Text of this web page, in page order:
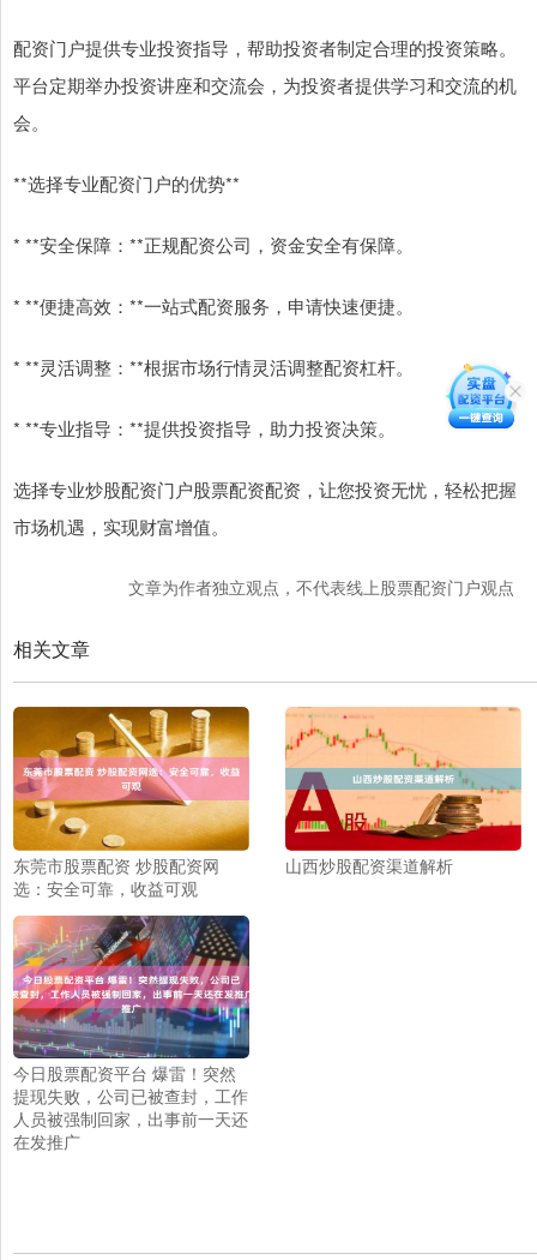
配资门户提供专业投资指导，帮助投资者制定合理的投资策略。
平台定期举办投资讲座和交流会，为投资者提供学习和交流的机
会。
**选择专业配资门户的优势**
* **安全保障：**正规配资公司，资金安全有保障。
* **便捷高效：**一站式配资服务，申请快速便捷。
* **灵活调整：**根据市场行情灵活调整配资杠杆。
* **专业指导：**提供投资指导，助力投资决策。
选择专业炒股配资门户股票配资配资，让您投资无忧，轻松把握
市场机遇，实现财富增值。
文章为作者独立观点，不代表线上股票配资门户观点
相关文章
东莞市股票配资 炒股配资网
选：安全可靠，收益可观
山西炒股配资渠道解析
今日股票配资平台 爆雷！突然
提现失败，公司已被查封，工作
人员被强制回家，出事前一天还
在发推广